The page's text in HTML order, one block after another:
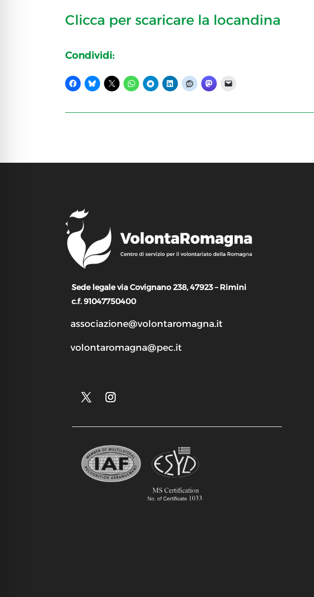
Clicca per scaricare la locandina
Condividi:
Sede legale via Covignano 238, 47923 – Rimini
c.f. 91047750400
associazione@volontaromagna.it
volontaromagna@pec.it